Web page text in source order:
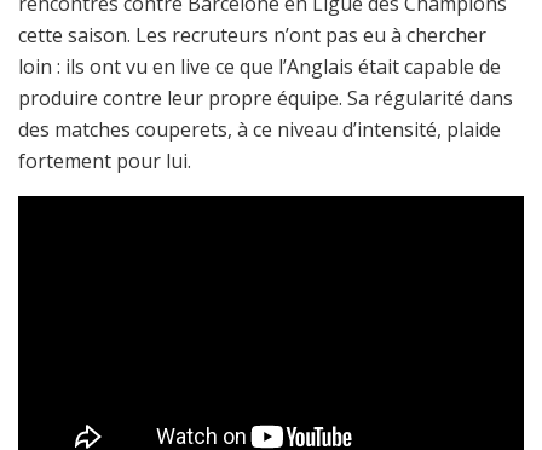
cette saison. Les recruteurs n’ont pas eu à chercher
loin : ils ont vu en live ce que l’Anglais était capable de
produire contre leur propre équipe. Sa régularité dans
des matches couperets, à ce niveau d’intensité, plaide
fortement pour lui.